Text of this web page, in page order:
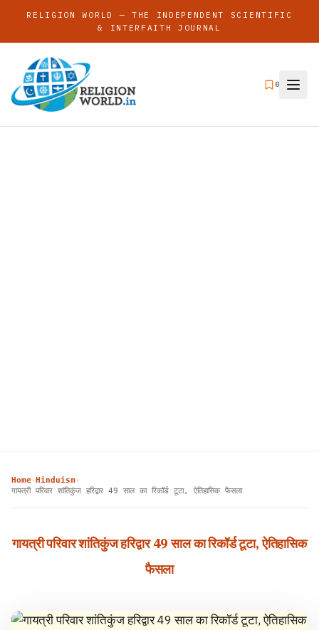
RELIGION WORLD — THE INDEPENDENT SCIENTIFIC
& INTERFAITH JOURNAL
0
Home› Hinduism›
गायत्री परिवार शांतिकुंज हरिद्वार 49 साल का रिकॉर्ड टूटा, ऐतिहासिक फैसला
गायत्री परिवार शांतिकुंज हरिद्वार 49 साल का रिकॉर्ड टूटा, ऐतिहासिक
फैसला